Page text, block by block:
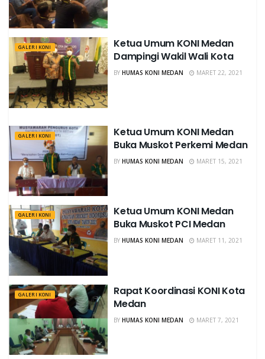
GALERI KONI
Ketua Umum KONI Medan
Dampingi Wakil Wali Kota
BY HUMAS KONI MEDAN MARET 22, 2021
GALERI KONI
Ketua Umum KONI Medan
Buka Muskot Perkemi Medan
BY HUMAS KONI MEDAN MARET 15, 2021
GALERI KONI
Ketua Umum KONI Medan
Buka Muskot PCI Medan
BY HUMAS KONI MEDAN MARET 11, 2021
GALERI KONI
Rapat Koordinasi KONI Kota
Medan
BY HUMAS KONI MEDAN MARET 7, 2021